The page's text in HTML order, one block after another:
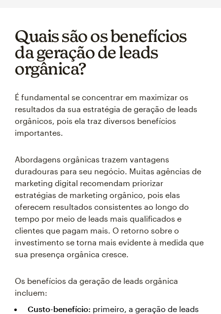
Quais são os benefícios
da geração de leads
orgânica?
É fundamental se concentrar em maximizar os
resultados da sua estratégia de geração de leads
orgânicos, pois ela traz diversos benefícios
importantes.
Abordagens orgânicas trazem vantagens
duradouras para seu negócio. Muitas agências de
marketing digital recomendam priorizar
estratégias de marketing orgânico, pois elas
oferecem resultados consistentes ao longo do
tempo por meio de leads mais qualificados e
clientes que pagam mais. O retorno sobre o
investimento se torna mais evidente à medida que
sua presença orgânica cresce.
Os benefícios da geração de leads orgânica
incluem:
Custo-benefício: primeiro, a geração de leads